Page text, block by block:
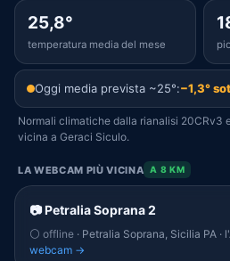
25,8°
temperatura media del mese
Oggi media prevista ~25°:−1,3°
Normali climatiche dalla rianalisi 20CRv3
vicina a Geraci Siculo.
LA WEBCAM PIÙ VICINA A 8 KM
📷 Petralia Soprana 2
⚪ offline · Petralia Soprana, Sicilia PA ·
webcam →